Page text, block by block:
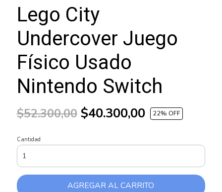
Lego City
Undercover Juego
Físico Usado
Nintendo Switch
$52.300,00$40.300,00 22% OFF
Cantidad
AGREGAR AL CARRITO